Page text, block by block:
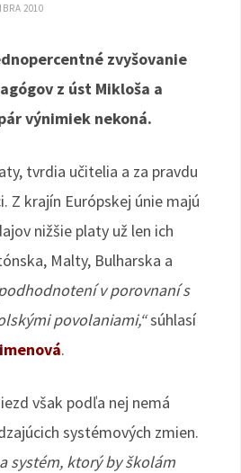
o
2010
zvyšovanie
z úst Mikloša a
výnimiek nekoná.
tvrdia učitelia a za pravdu
Z krajín Európskej únie majú
nižšie platy už len ich
Malty, Bulharska a
v porovnaní s
povolaniami,“súhlasí
.
však podľa nej nemá
systémových zmien.
systém, ktorý by školám